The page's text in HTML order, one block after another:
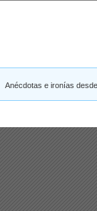
Anécdotas e ironías